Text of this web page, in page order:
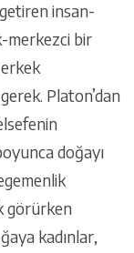
insan-
merkezci bir
Platon’dan
doğayı
görürken
kadınlar,